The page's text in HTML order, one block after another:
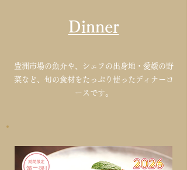
Dinner
豊洲市場の魚介や、シェフの出身地・愛媛の野
菜など、旬の食材をたっぷり使ったディナーコ
ースです。